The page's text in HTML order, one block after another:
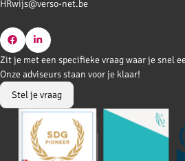
HRwijs@verso-net.be
Go
to
Facebook
Go
to
LinkedIn
Zit je met een specifieke vraag waar je snel
Onze adviseurs staan voor je klaar!
Stel je vraag